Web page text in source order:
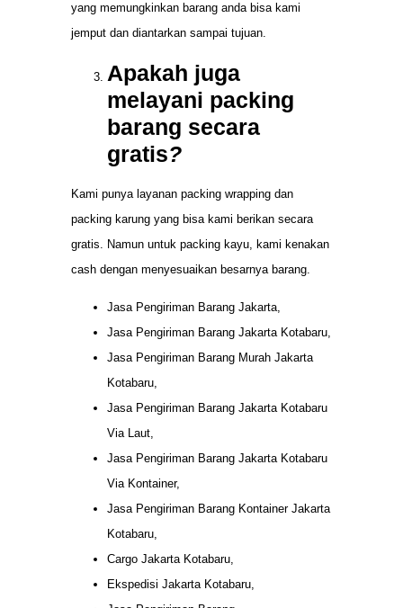
yang memungkinkan barang anda bisa kami
jemput dan diantarkan sampai tujuan.
Apakah juga
melayani packing
barang secara
gratis?
Kami punya layanan packing wrapping dan
packing karung yang bisa kami berikan secara
gratis. Namun untuk packing kayu, kami kenakan
cash dengan menyesuaikan besarnya barang.
Jasa Pengiriman Barang Jakarta,
Jasa Pengiriman Barang Jakarta Kotabaru,
Jasa Pengiriman Barang Murah Jakarta
Kotabaru,
Jasa Pengiriman Barang Jakarta Kotabaru
Via Laut,
Jasa Pengiriman Barang Jakarta Kotabaru
Via Kontainer,
Jasa Pengiriman Barang Kontainer Jakarta
Kotabaru,
Cargo Jakarta Kotabaru,
Ekspedisi Jakarta Kotabaru,